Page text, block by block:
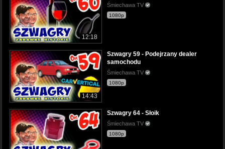
12:18
Śmiechawa TV
1080p
14:43
Szwagry 59 - Podejrzany dealer
samochodu
Śmiechawa TV
1080p
Szwagry 64 - Słoik
Śmiechawa TV
1080p